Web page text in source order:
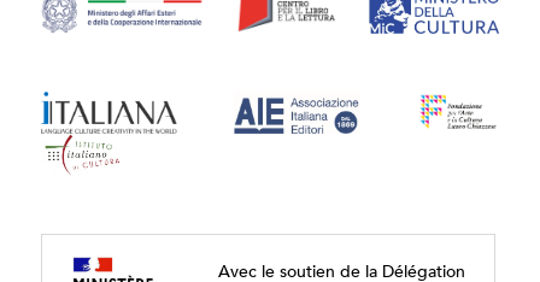
Avec le soutien de la Délégation